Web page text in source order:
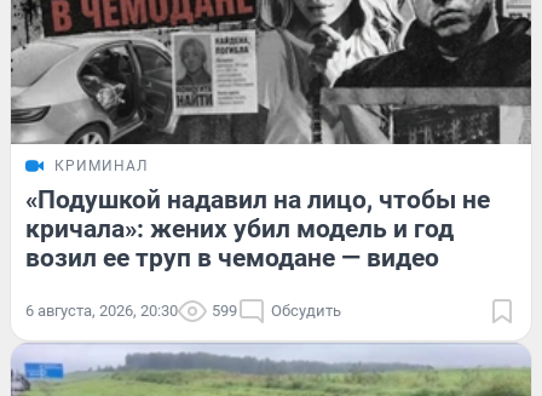
КРИМИНАЛ
«Подушкой надавил на лицо, чтобы не
кричала»: жених убил модель и год
возил ее труп в чемодане — видео
6 августа, 2026, 20:30 599 Обсудить